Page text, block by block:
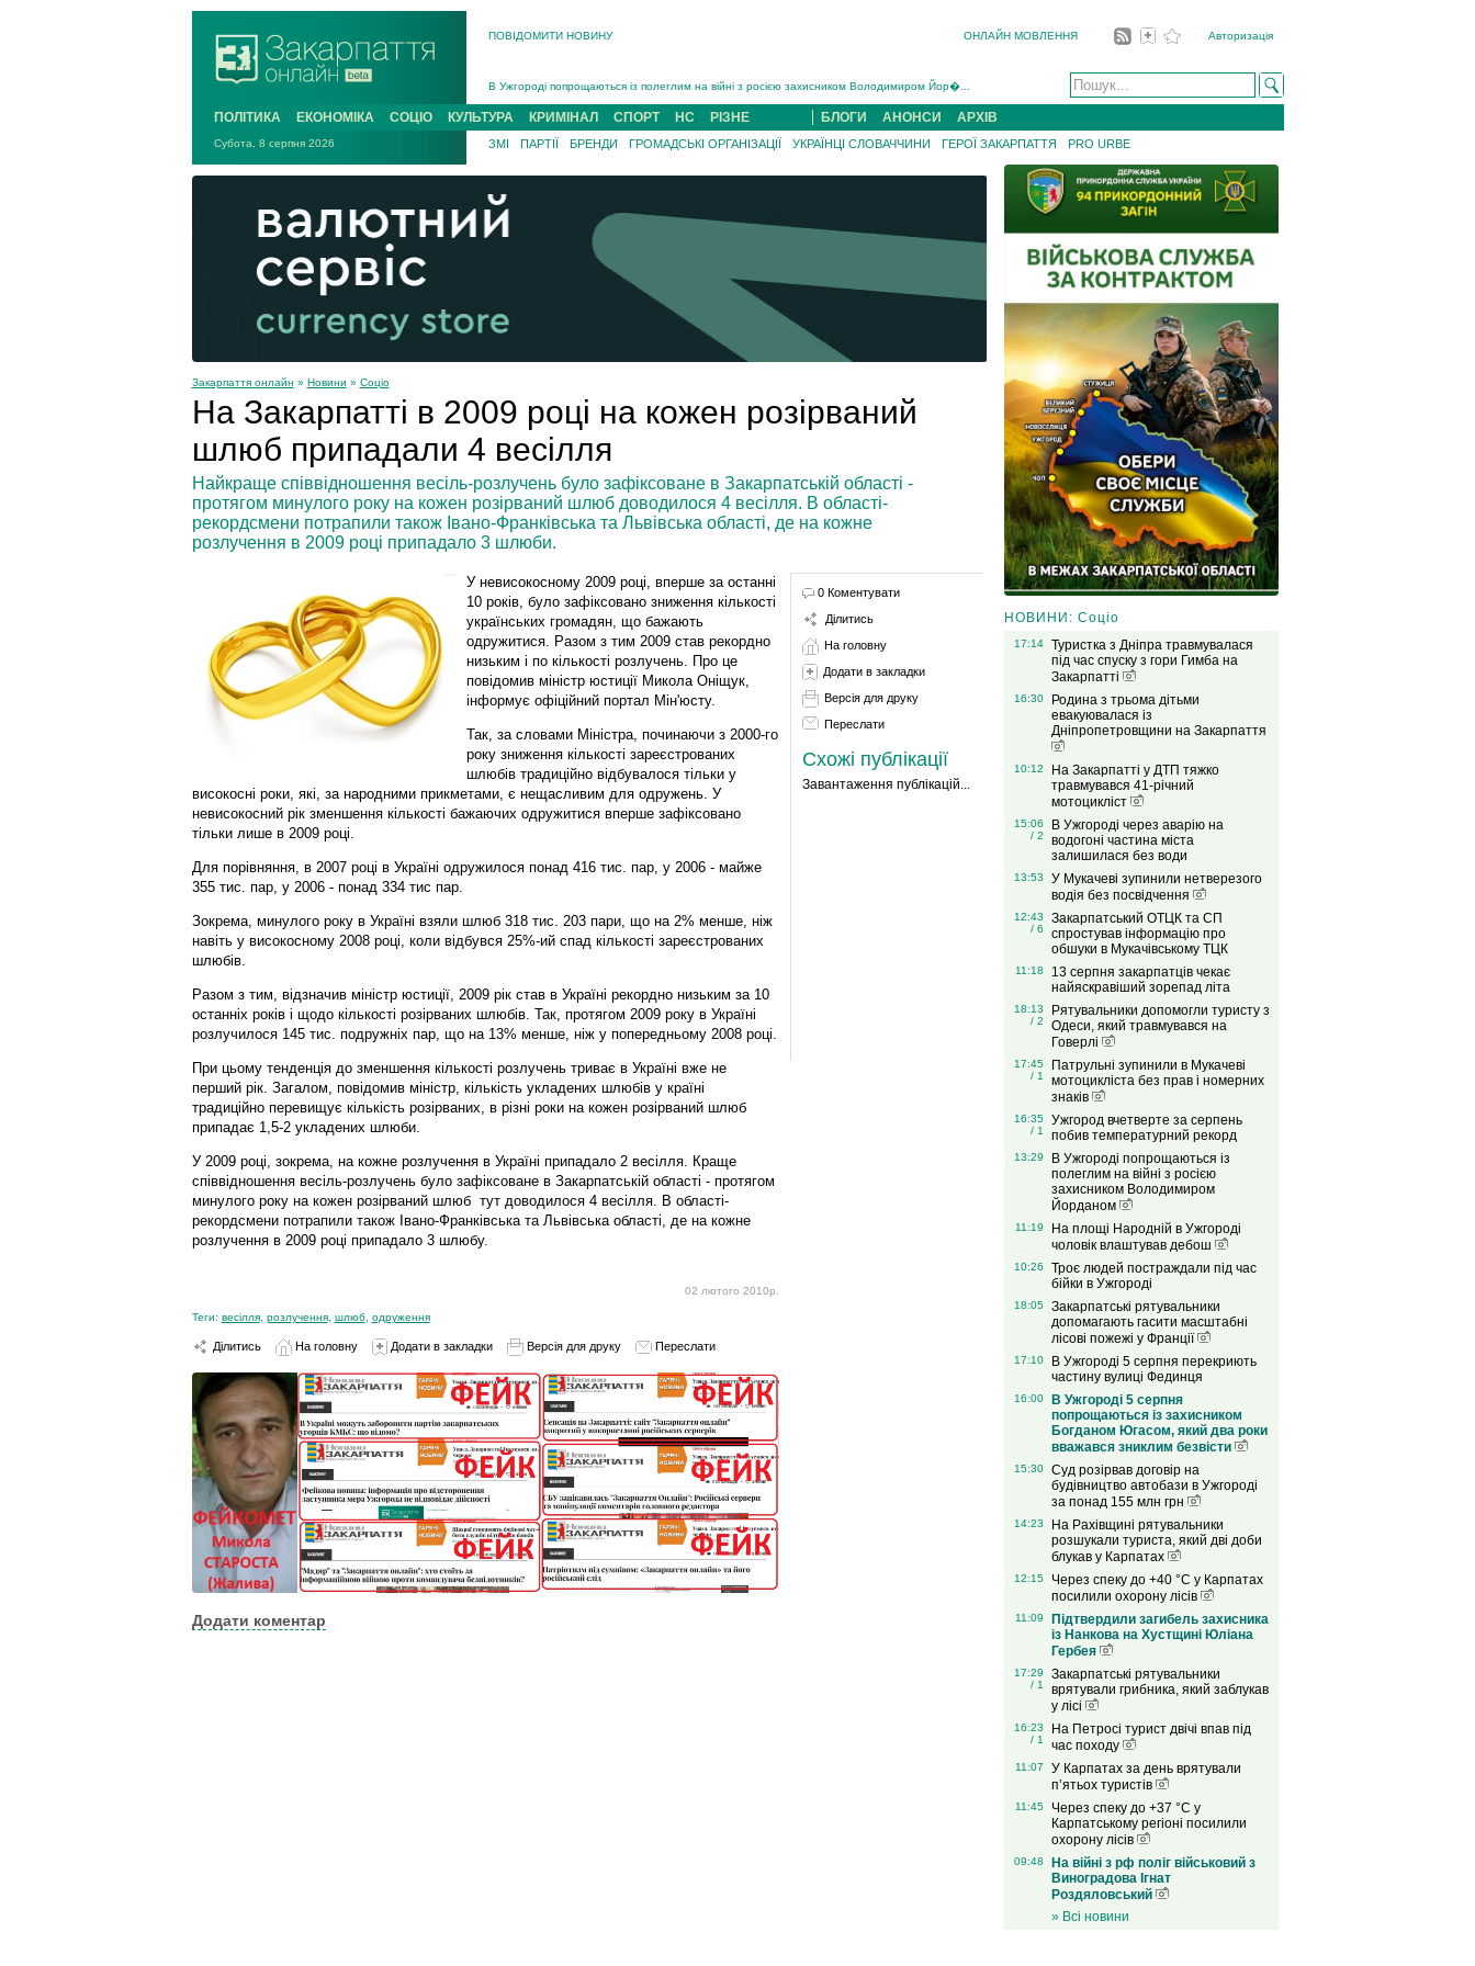
ПОВІДОМИТИ НОВИНУ ОНЛАЙН МОВЛЕННЯ Авторизація
В Ужгороді попрощаються із полеглим на війні з росією захисником Володимиром Йор�...
В Ужгороді 5 серпня попрощаються із захисником Богданом Югасом, який два роки �...
Підтвердили загибель захисника із Нанкова на Хустщині Юліана Гербея (ФОТО)[/gree...
На війні з рф поліг військовий з Виноградова Ігнат Роздяловський (ФОТО)...
На Хустщині внаслідок ДТП за участі трьох авто постраждали 13 людей (ФОТО)...
Інструктора районного ТЦК на Закарпатті судитимуть за обвинувачен...
ПОЛІТИКА ЕКОНОМІКА СОЦІО КУЛЬТУРА КРИМІНАЛ СПОРТ НС РІЗНЕ БЛОГИ АНОНСИ АРХІВ
Субота, 8 серпня 2026 ЗМІ ПАРТІЇ БРЕНДИ ГРОМАДСЬКІ ОРГАНІЗАЦІЇ УКРАЇНЦІ СЛОВАЧЧИНИ ГЕРОЇ ЗАКАРПАТТЯ PRO URBE
Закарпаття онлайн » Новини » Соціо
На Закарпатті в 2009 році на кожен розірваний
шлюб припадали 4 весілля
Найкраще співвідношення весіль-розлучень було зафіксоване в Закарпатській області -
протягом минулого року на кожен розірваний шлюб доводилося 4 весілля. В області-
рекордсмени потрапили також Івано-Франківська та Львівська області, де на кожне
розлучення в 2009 році припадало 3 шлюби.
У невисокосному 2009 році, вперше за останні
10 років, було зафіксовано зниження кількості
українських громадян, що бажають
одружитися. Разом з тим 2009 став рекордно
низьким і по кількості розлучень. Про це
повідомив міністр юстиції Микола Оніщук,
інформує офіційний портал Мін'юсту.
Так, за словами Міністра, починаючи з 2000-го
року зниження кількості зареєстрованих
шлюбів традиційно відбувалося тільки у
високосні роки, які, за народними прикметами, є нещасливим для одружень. У
невисокосний рік зменшення кількості бажаючих одружитися вперше зафіксовано
тільки лише в 2009 році.
Для порівняння, в 2007 році в Україні одружилося понад 416 тис. пар, у 2006 - майже
355 тис. пар, у 2006 - понад 334 тис пар.
Зокрема, минулого року в Україні взяли шлюб 318 тис. 203 пари, що на 2% менше, ніж
навіть у високосному 2008 році, коли відбувся 25%-ий спад кількості зареєстрованих
шлюбів.
Разом з тим, відзначив міністр юстиції, 2009 рік став в Україні рекордно низьким за 10
останніх років і щодо кількості розірваних шлюбів. Так, протягом 2009 року в Україні
розлучилося 145 тис. подружніх пар, що на 13% менше, ніж у попередньому 2008 році.
При цьому тенденція до зменшення кількості розлучень триває в Україні вже не
перший рік. Загалом, повідомив міністр, кількість укладених шлюбів у країні
традиційно перевищує кількість розірваних, в різні роки на кожен розірваний шлюб
припадає 1,5-2 укладених шлюби.
У 2009 році, зокрема, на кожне розлучення в Україні припадало 2 весілля. Краще
співвідношення весіль-розлучень було зафіксоване в Закарпатській області - протягом
минулого року на кожен розірваний шлюб тут доводилося 4 весілля. В області-
рекордсмени потрапили також Івано-Франківська та Львівська області, де на кожне
розлучення в 2009 році припадало 3 шлюбу.
02 лютого 2010р.
Теги: весілля, розлучення, шлюб, одруження
Ділитись На головну Додати в закладки Версія для друку Переслати
Додати коментар
0 Коментувати
Ділитись
На головну
Додати в закладки
Версія для друку
Переслати
Схожі публікації
Завантаження публікацій...
НОВИНИ: Соціо
17:14
Туристка з Дніпра травмувалася
під час спуску з гори Гимба на
Закарпатті
16:30
Родина з трьома дітьми
евакуювалася із
Дніпропетровщини на Закарпаття
10:12
На Закарпатті у ДТП тяжко
травмувався 41-річний
мотоцикліст
15:06
/ 2
В Ужгороді через аварію на
водогоні частина міста
залишилася без води
13:53
У Мукачеві зупинили нетверезого
водія без посвідчення
12:43
/ 6
Закарпатський ОТЦК та СП
спростував інформацію про
обшуки в Мукачівському ТЦК
11:18
13 серпня закарпатців чекає
найяскравіший зорепад літа
18:13
/ 2
Рятувальники допомогли туристу з
Одеси, який травмувався на
Говерлі
17:45
/ 1
Патрульні зупинили в Мукачеві
мотоцикліста без прав і номерних
знаків
16:35
/ 1
Ужгород вчетверте за серпень
побив температурний рекорд
13:29
В Ужгороді попрощаються із
полеглим на війні з росією
захисником Володимиром
Йорданом
11:19
На площі Народній в Ужгороді
чоловік влаштував дебош
10:26
Троє людей постраждали під час
бійки в Ужгороді
18:05
Закарпатські рятувальники
допомагають гасити масштабні
лісові пожежі у Франції
17:10
В Ужгороді 5 серпня перекриють
частину вулиці Фединця
16:00
В Ужгороді 5 серпня
попрощаються із захисником
Богданом Югасом, який два роки
вважався зниклим безвісти
15:30
Суд розірвав договір на
будівництво автобази в Ужгороді
за понад 155 млн грн
14:23
На Рахівщині рятувальники
розшукали туриста, який дві доби
блукав у Карпатах
12:15
Через спеку до +40 °C у Карпатах
посилили охорону лісів
11:09
Підтвердили загибель захисника
із Нанкова на Хустщині Юліана
Гербея
17:29
/ 1
Закарпатські рятувальники
врятували грибника, який заблукав
у лісі
16:23
/ 1
На Петросі турист двічі впав під
час походу
11:07
У Карпатах за день врятували
п’ятьох туристів
11:45
Через спеку до +37 °C у
Карпатському регіоні посилили
охорону лісів
09:48
На війні з рф поліг військовий з
Виноградова Ігнат
Роздяловський
» Всі новини